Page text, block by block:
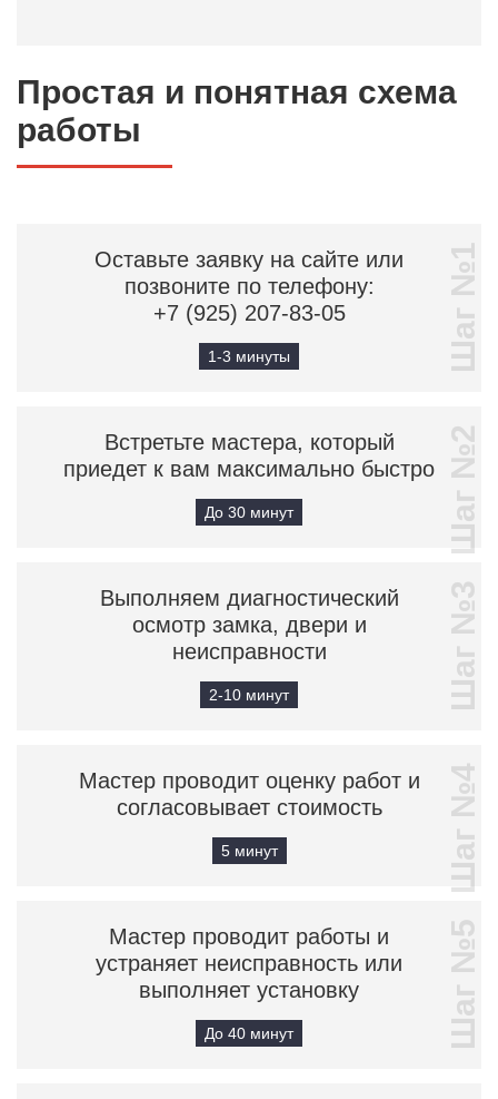
Простая и понятная схема
работы
Оставьте заявку на сайте или
позвоните по телефону:
+7 (925) 207-83-05
1-3 минуты Шаг №1
Встретьте мастера, который
приедет к вам максимально быстро
До 30 минут Шаг №2
Выполняем диагностический
осмотр замка, двери и
неисправности
2-10 минут Шаг №3
Мастер проводит оценку работ и
согласовывает стоимость
5 минут Шаг №4
Мастер проводит работы и
устраняет неисправность или
выполняет установку
До 40 минут Шаг №5